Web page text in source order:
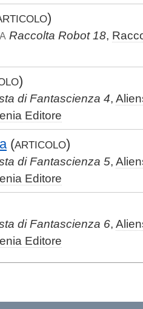
)
Raccolta Robot 18,
)
di Fantascienza 4,
Editore
(ARTICOLO)
di Fantascienza 5,
Editore
di Fantascienza 6,
Editore